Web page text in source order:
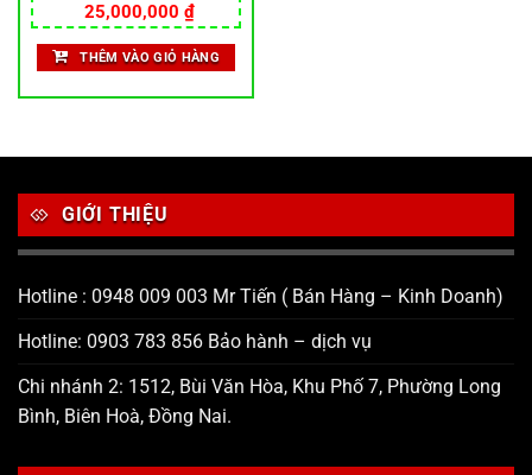
25,000,000 ₫
THÊM VÀO GIỎ HÀNG
GIỚI THIỆU
Hotline : 0948 009 003 Mr Tiến ( Bán Hàng – Kinh Doanh)
Hotline: 0903 783 856 Bảo hành – dịch vụ
Chi nhánh 2: 1512, Bùi Văn Hòa, Khu Phố 7, Phường Long
Bình, Biên Hoà, Đồng Nai.